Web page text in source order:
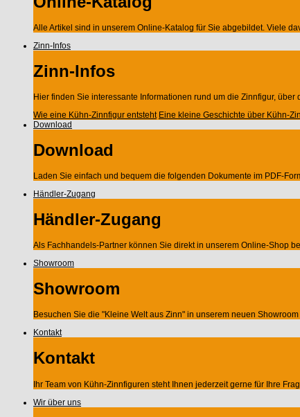
Alle Artikel sind in unserem Online-Katalog für Sie abgebildet. Viele
Zinn-Infos
Zinn-Infos
Hier finden Sie interessante Informationen rund um die Zinnfigur,
Wie eine Kühn-Zinnfigur entsteht Eine kleine Geschichte über Kühn-
Download
Download
Laden Sie einfach und bequem die folgenden Dokumente im PDF-
Händler-Zugang
Händler-Zugang
Als Fachhandels-Partner können Sie direkt in unserem Online-Shop
Showroom
Showroom
Besuchen Sie die "Kleine Welt aus Zinn" in unserem neuen
Kontakt
Kontakt
Ihr Team von Kühn-Zinnfiguren steht Ihnen jederzeit gerne für Ihre
Wir über uns